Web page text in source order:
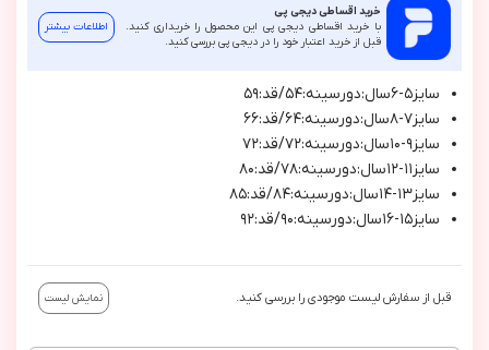
خرید اقساطی دیجی پی
با خرید اقساطی دیجی پی این محصول را خریداری کنید.
قبل از خرید اعتبار خود را در دیجی پی بررسی کنید.
اطلاعات بیشتر
سايز٥-٦سال:دورسينه:٥٤/قد:٥٩
سايز٧-٨سال:دورسينه:٦٤/قد:٦٦
سايز٩-١٠سال:دورسينه:٧٢/قد:٧٢
سايز١١-١٢سال:دورسينه:٧٨/قد:٨٠
سايز١٣-١٤سال:دورسينه:٨٤/قد:٨٥
سايز١٥-١٦سال:دورسينه:٩٠/قد:٩٢
قبل از سفارش لیست موجودی را بررسی کنید. نمایش لیست